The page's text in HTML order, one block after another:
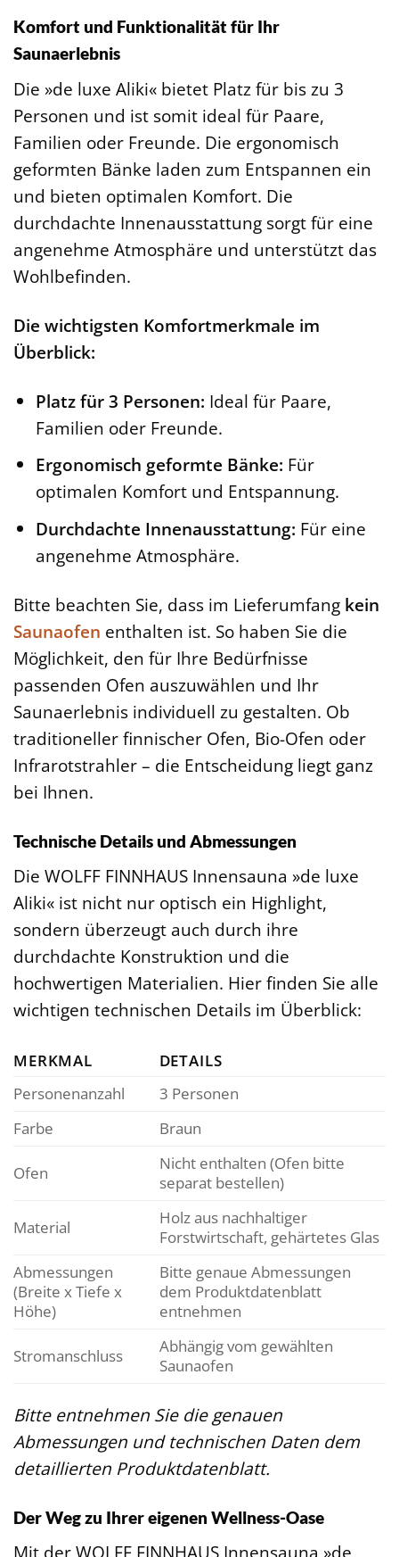
Komfort und Funktionalität für Ihr
Saunaerlebnis
Die »de luxe Aliki« bietet Platz für bis zu 3
Personen und ist somit ideal für Paare,
Familien oder Freunde. Die ergonomisch
geformten Bänke laden zum Entspannen ein
und bieten optimalen Komfort. Die
durchdachte Innenausstattung sorgt für eine
angenehme Atmosphäre und unterstützt das
Wohlbefinden.
Die wichtigsten Komfortmerkmale im
Überblick:
Platz für 3 Personen: Ideal für Paare,
Familien oder Freunde.
Ergonomisch geformte Bänke: Für
optimalen Komfort und Entspannung.
Durchdachte Innenausstattung: Für eine
angenehme Atmosphäre.
Bitte beachten Sie, dass im Lieferumfang kein
Saunaofen enthalten ist. So haben Sie die
Möglichkeit, den für Ihre Bedürfnisse
passenden Ofen auszuwählen und Ihr
Saunaerlebnis individuell zu gestalten. Ob
traditioneller finnischer Ofen, Bio-Ofen oder
Infrarotstrahler – die Entscheidung liegt ganz
bei Ihnen.
Technische Details und Abmessungen
Die WOLFF FINNHAUS Innensauna »de luxe
Aliki« ist nicht nur optisch ein Highlight,
sondern überzeugt auch durch ihre
durchdachte Konstruktion und die
hochwertigen Materialien. Hier finden Sie alle
wichtigen technischen Details im Überblick:
MERKMAL
DETAILS
Personenanzahl
3 Personen
Farbe
Braun
Ofen
Nicht enthalten (Ofen bitte
separat bestellen)
Material
Holz aus nachhaltiger
Forstwirtschaft, gehärtetes Glas
Abmessungen
(Breite x Tiefe x
Höhe)
Bitte genaue Abmessungen
dem Produktdatenblatt
entnehmen
Stromanschluss
Abhängig vom gewählten
Saunaofen
Bitte entnehmen Sie die genauen
Abmessungen und technischen Daten dem
detaillierten Produktdatenblatt.
Der Weg zu Ihrer eigenen Wellness-Oase